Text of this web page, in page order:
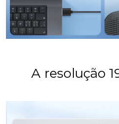
A resolução